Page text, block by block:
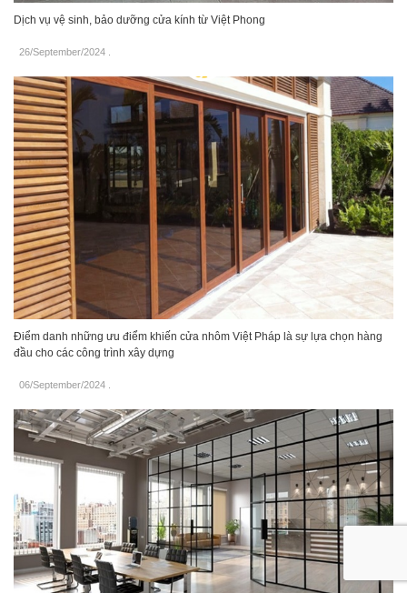
Dịch vụ vệ sinh, bảo dưỡng cửa kính từ Việt Phong
26/September/2024 .
Điểm danh những ưu điểm khiến cửa nhôm Việt Pháp là sự lựa chọn hàng
đầu cho các công trình xây dựng
06/September/2024